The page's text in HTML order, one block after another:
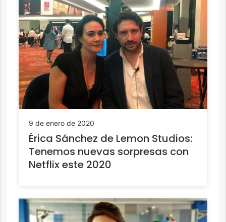
9 de enero de 2020
Érica Sánchez de Lemon Studios:
Tenemos nuevas sorpresas con
Netflix este 2020